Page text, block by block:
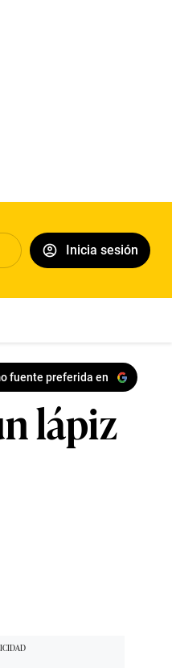
Inicia sesión
fuente preferida en
lápiz